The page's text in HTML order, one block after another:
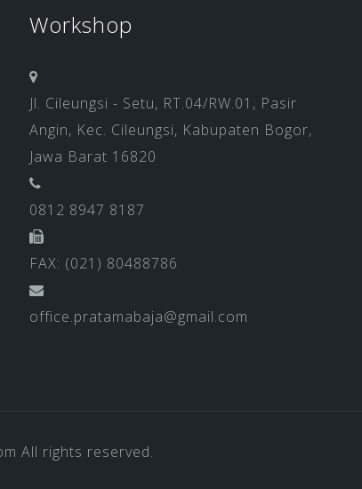
Workshop
Jl. Cileungsi - Setu, RT.04/RW.01, Pasir
Angin, Kec. Cileungsi, Kabupaten Bogor,
Jawa Barat 16820
0812 8947 8187
FAX: (021) 80488786
office.pratamabaja@gmail.com
All rights reserved.